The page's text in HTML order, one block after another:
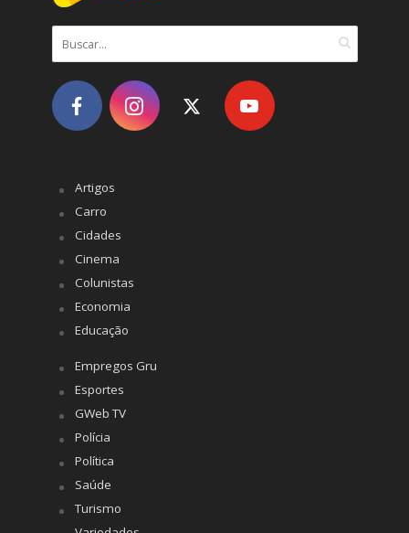
Artigos
Carro
Cidades
Cinema
Colunistas
Economia
Educação
Empregos Gru
Esportes
GWeb TV
Polícia
Política
Saúde
Turismo